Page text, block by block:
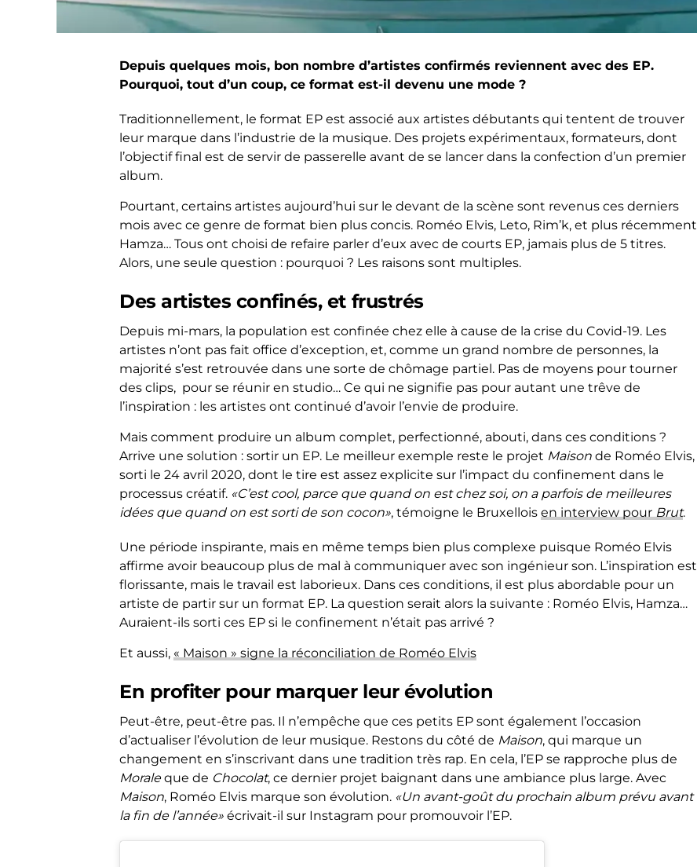
Depuis quelques mois, bon nombre d’artistes confirmés reviennent avec des EP.
Pourquoi, tout d’un coup, ce format est-il devenu une mode ?
Traditionnellement, le format EP est associé aux artistes débutants qui tentent de trouver
leur marque dans l’industrie de la musique. Des projets expérimentaux, formateurs, dont
l’objectif final est de servir de passerelle avant de se lancer dans la confection d’un premier
album.
Pourtant, certains artistes aujourd’hui sur le devant de la scène sont revenus ces derniers
mois avec ce genre de format bien plus concis. Roméo Elvis, Leto, Rim’k, et plus récemment
Hamza… Tous ont choisi de refaire parler d’eux avec de courts EP, jamais plus de 5 titres.
Alors, une seule question : pourquoi ? Les raisons sont multiples.
Des artistes confinés, et frustrés
Depuis mi-mars, la population est confinée chez elle à cause de la crise du Covid-19. Les
artistes n’ont pas fait office d’exception, et, comme un grand nombre de personnes, la
majorité s’est retrouvée dans une sorte de chômage partiel. Pas de moyens pour tourner
des clips, pour se réunir en studio… Ce qui ne signifie pas pour autant une trêve de
l’inspiration : les artistes ont continué d’avoir l’envie de produire.
Mais comment produire un album complet, perfectionné, abouti, dans ces conditions ?
Arrive une solution : sortir un EP. Le meilleur exemple reste le projet Maison de Roméo Elvis,
sorti le 24 avril 2020, dont le tire est assez explicite sur l’impact du confinement dans le
processus créatif. «C’est cool, parce que quand on est chez soi, on a parfois de meilleures
idées que quand on est sorti de son cocon», témoigne le Bruxellois en interview pour Brut.
Une période inspirante, mais en même temps bien plus complexe puisque Roméo Elvis
affirme avoir beaucoup plus de mal à communiquer avec son ingénieur son. L’inspiration est
florissante, mais le travail est laborieux. Dans ces conditions, il est plus abordable pour un
artiste de partir sur un format EP. La question serait alors la suivante : Roméo Elvis, Hamza…
Auraient-ils sorti ces EP si le confinement n’était pas arrivé ?
Et aussi, « Maison » signe la réconciliation de Roméo Elvis
En profiter pour marquer leur évolution
Peut-être, peut-être pas. Il n’empêche que ces petits EP sont également l’occasion
d’actualiser l’évolution de leur musique. Restons du côté de Maison, qui marque un
changement en s’inscrivant dans une tradition très rap. En cela, l’EP se rapproche plus de
Moraleque de Chocolat, ce dernier projet baignant dans une ambiance plus large. Avec
Maison, Roméo Elvis marque son évolution. «Un avant-goût du prochain album prévu avant
la fin de l’année» écrivait-il sur Instagram pour promouvoir l’EP.